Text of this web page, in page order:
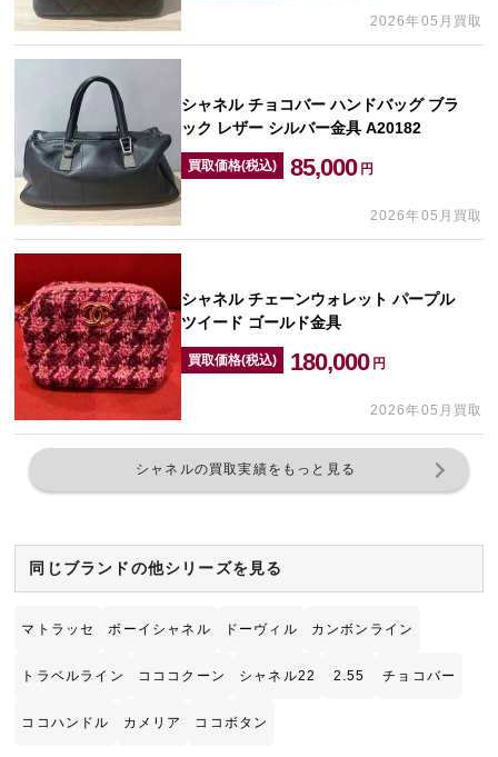
2026年05月買取
シャネル チョコバー ハンドバッグ ブラ
ック レザー シルバー金具 A20182
買取価格(税込) 85,000 円
2026年05月買取
シャネル チェーンウォレット パープル
ツイード ゴールド金具
買取価格(税込) 180,000 円
2026年05月買取
シャネルの買取実績をもっと見る
同じブランドの他シリーズを見る
マトラッセ ボーイシャネル ドーヴィル カンボンライン
トラベルライン コココクーン シャネル22 2.55 チョコバー
ココハンドル カメリア ココボタン